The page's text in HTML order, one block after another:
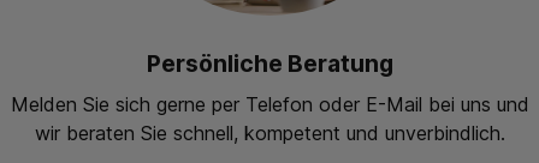
Persönliche Beratung
Melden Sie sich gerne per Telefon oder E-Mail bei uns und
wir beraten Sie schnell, kompetent und unverbindlich.